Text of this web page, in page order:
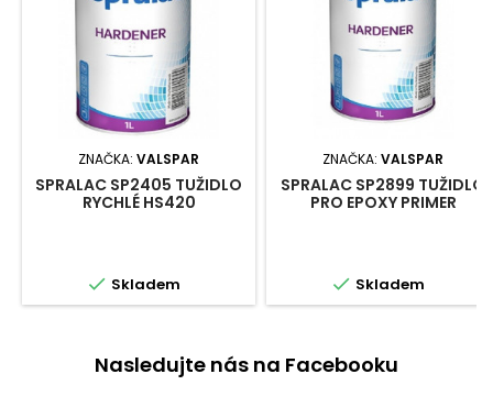
ZNAČKA: VALSPAR
SPRALAC SP2405 TUŽIDLO
RYCHLÉ HS420
 Skladem
ZNAČKA: VALSPAR
SPRALAC SP2899 TUŽIDLO
PRO EPOXY PRIMER
 Skladem
Nasledujte nás na Facebooku